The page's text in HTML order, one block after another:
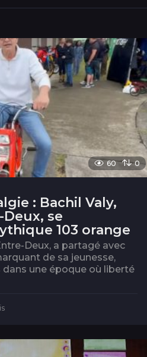
60 0
: Bachil Valy,
Deux, se
103 orange
Deux, a partagé avec
de sa jeunesse,
une époque où liberté
o